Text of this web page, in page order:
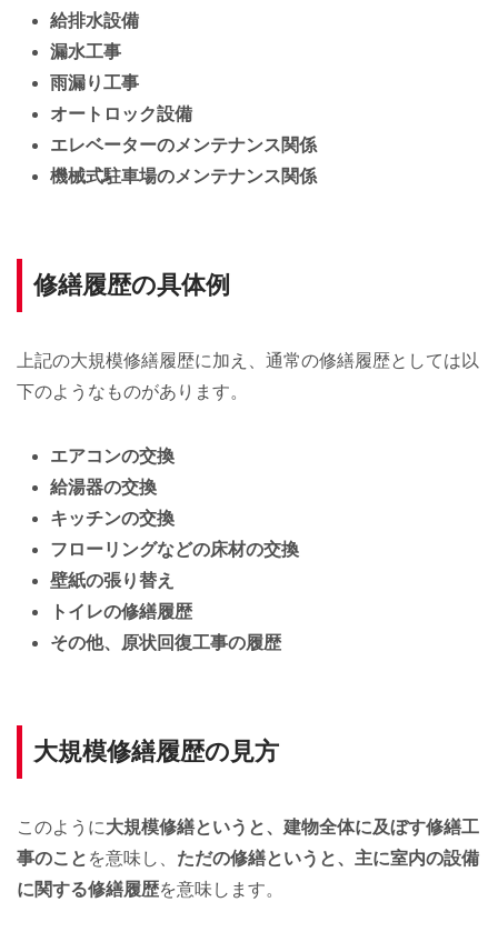
給排水設備
漏水工事
雨漏り工事
オートロック設備
エレベーターのメンテナンス関係
機械式駐車場のメンテナンス関係
修繕履歴の具体例
上記の大規模修繕履歴に加え、通常の修繕履歴としては以
下のようなものがあります。
エアコンの交換
給湯器の交換
キッチンの交換
フローリングなどの床材の交換
壁紙の張り替え
トイレの修繕履歴
その他、原状回復工事の履歴
大規模修繕履歴の見方
このように大規模修繕というと、建物全体に及ぼす修繕工
事のこと を意味し、 ただの修繕というと、主に室内の設備
に関する修繕履歴を意味します。